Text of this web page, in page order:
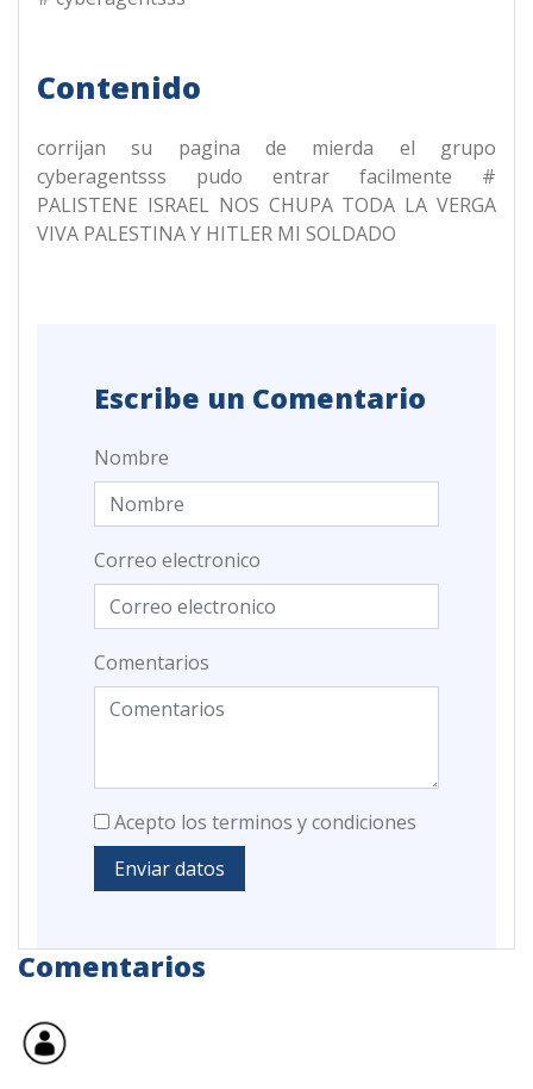
Contenido
corrijan su pagina de mierda el grupo
cyberagentsss pudo entrar facilmente #
PALISTENE ISRAEL NOS CHUPA TODA LA VERGA
VIVA PALESTINA Y HITLER MI SOLDADO
Escribe un Comentario
Nombre
Correo electronico
Comentarios
Acepto los terminos y condiciones
Enviar datos
Comentarios